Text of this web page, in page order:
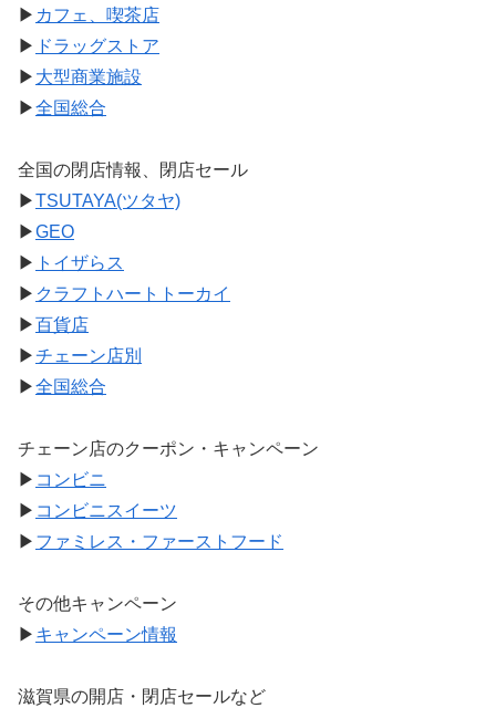
▶ カフェ、喫茶店
▶ ドラッグストア
▶ 大型商業施設
▶全国総合
全国の閉店情報、閉店セール
▶TSUTAYA(ツタヤ)
▶GEO
▶ トイザらス
▶ クラフトハートトーカイ
▶ 百貨店
▶チェーン店別
▶全国総合
チェーン店のクーポン・キャンペーン
▶ コンビニ
▶ コンビニスイーツ
▶ ファミレス・ファーストフード
その他キャンペーン
▶ キャンペーン情報
滋賀県の開店・閉店セールなど